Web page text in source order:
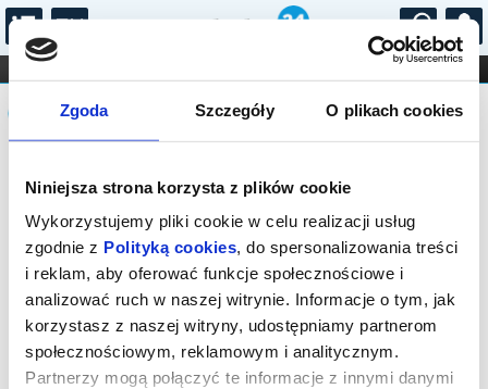
Zgoda Szczegóły O plikach cookies
Niniejsza strona korzysta z plików cookie
Wykorzystujemy pliki cookie w celu realizacji usług
zgodnie z Polityką cookies, do spersonalizowania treści
i reklam, aby oferować funkcje społecznościowe i
analizować ruch w naszej witrynie. Informacje o tym, jak
korzystasz z naszej witryny, udostępniamy partnerom
społecznościowym, reklamowym i analitycznym.
Partnerzy mogą połączyć te informacje z innymi danymi
...
FILHARMONIA OPERA I BALET
STAND-UP
DLA DZIECI
Komunikat
Sprzedaż biletów on-line na wydarzenie
została zakończona.